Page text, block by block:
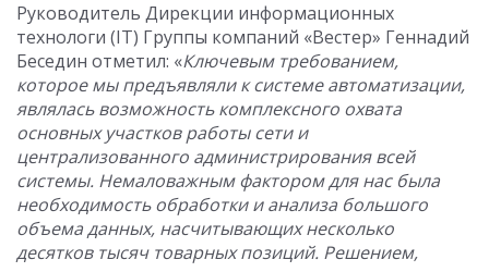
Руководитель Дирекции информационных
технологи (IT) Группы компаний «Вестер» Геннадий
Беседин отметил: «Ключевым требованием,
которое мы предъявляли к системе автоматизации,
являлась возможность комплексного охвата
основных участков работы сети и
централизованного администрирования всей
системы. Немаловажным фактором для нас была
необходимость обработки и анализа большого
объема данных, насчитывающих несколько
десятков тысяч товарных позиций. Решением,